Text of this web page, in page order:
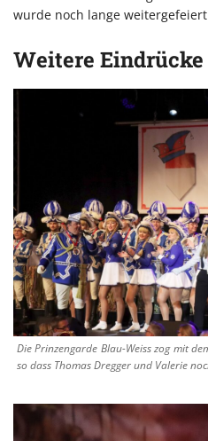
wurde noch lange
Weitere Eindrücke
Die Prinzengarde Blau-Weiss zog mit
so dass Thomas Dregger und Valerie